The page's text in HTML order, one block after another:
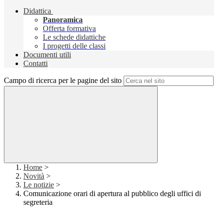
Didattica
Panoramica
Offerta formativa
Le schede didattiche
I progetti delle classi
Documenti utili
Contatti
Campo di ricerca per le pagine del sito
Home >
Novità >
Le notizie >
Comunicazione orari di apertura al pubblico degli uffici di
segreteria